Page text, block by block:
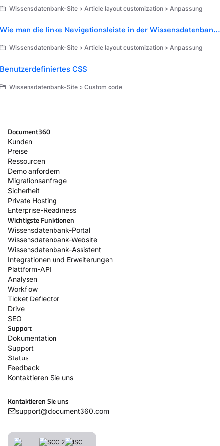
Wissensdatenbank-Site > Article layout customization > Anpassung
Wie man die linke Navigationsleiste in der Wissensdatenbank ausblendet
Wissensdatenbank-Site > Article layout customization > Anpassung
Benutzerdefiniertes CSS
Wissensdatenbank-Site > Custom code
Document360
Kunden
Preise
Ressourcen
Demo anfordern
Migrationsanfrage
Sicherheit
Private Hosting
Enterprise-Readiness
Wichtigste Funktionen
Wissensdatenbank-Portal
Wissensdatenbank-Website
Wissensdatenbank-Assistent
Integrationen und Erweiterungen
Plattform-API
Analysen
Workflow
Ticket Deflector
Drive
SEO
Support
Dokumentation
Support
Status
Feedback
Kontaktieren Sie uns
Kontaktieren Sie uns
support@document360.com